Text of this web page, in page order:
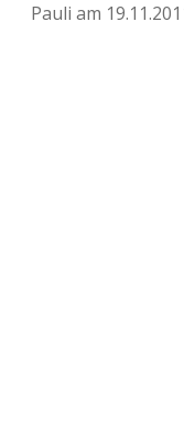
Pauli am